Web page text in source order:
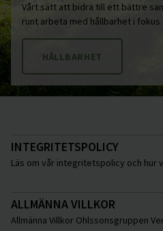
Vårt sätt att bidra till ett bättre
runt arbeta med hållbarhet i
HÅLLBARHET
INTEGRITETSPOLICY
Läs om vår integritetspolicy och hur
ALLMÄNNA VILLKOR
Allmänna Villkor Ohlssonsgruppen